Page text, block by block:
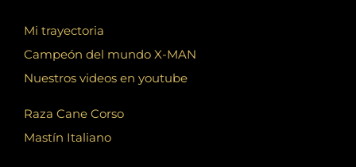
Mi trayectoria
Campeón del mundo X-MAN
Nuestros videos en youtube
Raza Cane Corso
Mastín Italiano